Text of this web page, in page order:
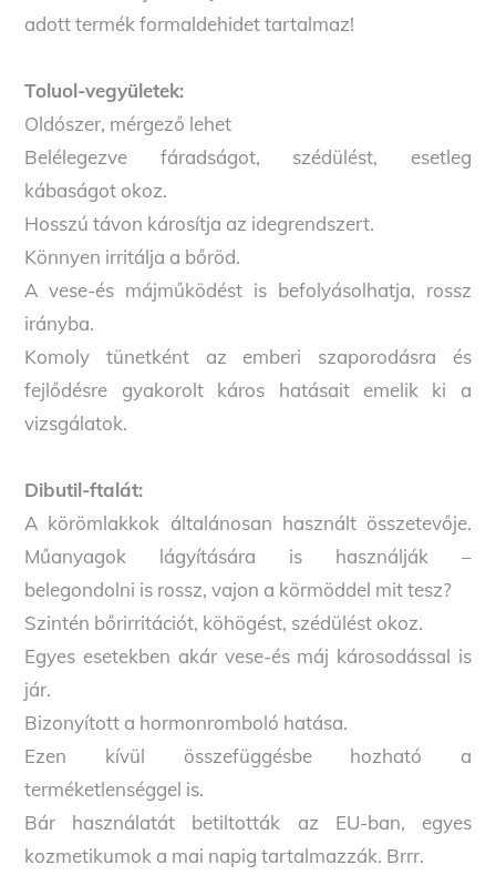
adott termék formaldehidet tartalmaz!
Toluol-vegyületek:
Oldószer, mérgező lehet
Belélegezve fáradságot, szédülést, esetleg
kábaságot okoz.
Hosszú távon károsítja az idegrendszert.
Könnyen irritálja a bőröd.
A vese-és májműködést is befolyásolhatja, rossz
irányba.
Komoly tünetként az emberi szaporodásra és
fejlődésre gyakorolt káros hatásait emelik ki a
vizsgálatok.
Dibutil-ftalát:
A körömlakkok általánosan használt összetevője.
Műanyagok lágyítására is használják –
belegondolni is rossz, vajon a körmöddel mit tesz?
Szintén bőrirritációt, köhögést, szédülést okoz.
Egyes esetekben akár vese-és máj károsodással is
jár.
Bizonyított a hormonromboló hatása.
Ezen kívül összefüggésbe hozható a
terméketlenséggel is.
Bár használatát betiltották az EU-ban, egyes
kozmetikumok a mai napig tartalmazzák. Brrr.